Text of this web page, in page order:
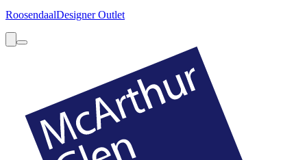
RoosendaalDesigner Outlet